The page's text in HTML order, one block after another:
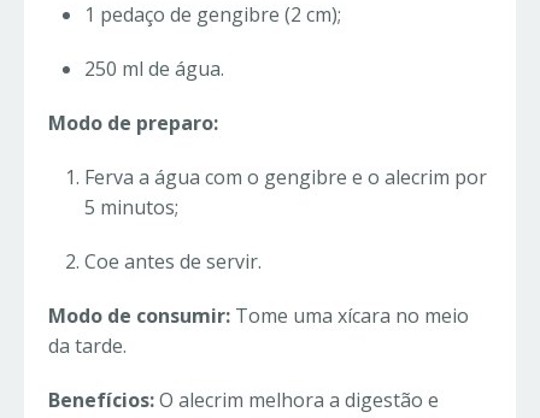
1 pedaço de gengibre (2 cm);
250 ml de água.
Modo de preparo:
Ferva a água com o gengibre e o alecrim por
5 minutos;
Coe antes de servir.
Modo de consumir: Tome uma xícara no meio
da tarde.
Benefícios:O alecrim melhora a digestão e